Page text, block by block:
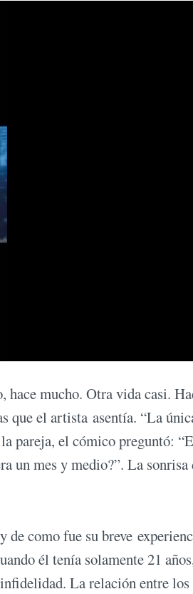
hace mucho. Otra vida casi.
que el artista asentía. “La
pareja, el cómico preguntó:
un mes y medio?”. La sonrisa
de como fue su breve
él tenía solamente 21
La relación entre los